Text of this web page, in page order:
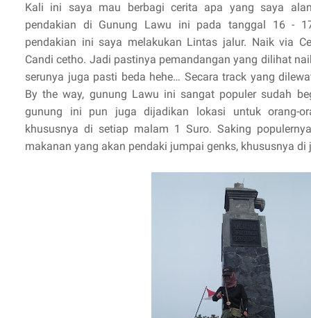
Kali ini saya mau berbagi cerita apa yang saya
pendakian di Gunung Lawu ini pada tanggal 16 -
pendakian ini saya melakukan Lintas jalur. Naik via
Candi cetho. Jadi pastinya pemandangan yang dilihat
serunya juga pasti beda hehe… Secara track yang
By the way, gunung Lawu ini sangat populer sudah
gunung ini pun juga dijadikan lokasi untuk orang-
khususnya di setiap malam 1 Suro. Saking
makanan yang akan pendaki jumpai genks, khususnya di